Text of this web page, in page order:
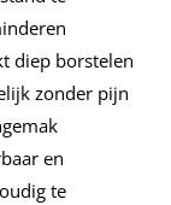
diep borstelen
zonder pijn
en
te